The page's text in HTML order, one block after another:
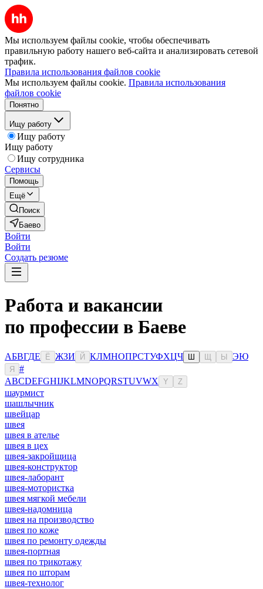
Мы используем файлы cookie, чтобы обеспечивать
правильную работу нашего веб-сайта и анализировать сетевой
трафик.
Правила использования файлов cookie
Мы используем файлы cookie. Правила использования
файлов cookie
Понятно
Ищу работу
Ищу работу
Ищу работу
Ищу сотрудника
Сервисы
Помощь
Ещё
Поиск
Баево
Войти
Войти
Создать резюме
Работа и вакансии
по профессии в Баеве
АБВГДЕ Ё ЖЗИ Й КЛМНОПРСТУФХЦЧ Ы ЭЮ
Я
#
ABCDEFGHIJKLMNOPQRSTUVWX Y Z
шаурмист
шашлычник
швейцар
швея
швея в ателье
швея в цех
швея-закройщица
швея-конструктор
швея-лаборант
швея-мотористка
швея мягкой мебели
швея-надомница
швея на производство
швея по коже
швея по ремонту одежды
швея-портная
швея по трикотажу
швея по шторам
швея-технолог